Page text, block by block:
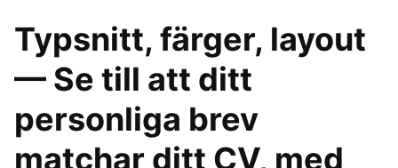
Typsnitt, färger, layout
— Se till att ditt
personliga brev
matchar ditt CV, med